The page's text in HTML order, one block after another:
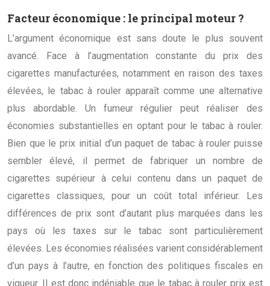
Facteur économique : le principal moteur ?
L’argument économique est sans doute le plus souvent
avancé. Face à l’augmentation constante du prix des
cigarettes manufacturées, notamment en raison des taxes
élevées, le tabac à rouler apparaît comme une alternative
plus abordable. Un fumeur régulier peut réaliser des
économies substantielles en optant pour le tabac à rouler.
Bien que le prix initial d’un paquet de tabac à rouler puisse
sembler élevé, il permet de fabriquer un nombre de
cigarettes supérieur à celui contenu dans un paquet de
cigarettes classiques, pour un coût total inférieur. Les
différences de prix sont d’autant plus marquées dans les
pays où les taxes sur le tabac sont particulièrement
élevées. Les économies réalisées varient considérablement
d’un pays à l’autre, en fonction des politiques fiscales en
vigueur. Il est donc indéniable que le tabac à rouler prix est